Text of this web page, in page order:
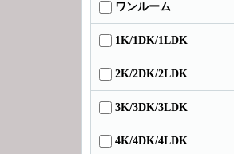
ワンルーム
1K/1DK/1LDK
2K/2DK/2LDK
3K/3DK/3LDK
4K/4DK/4LDK